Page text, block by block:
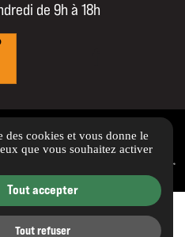
de 9h à 18h
des cookies et vous donne le
que vous souhaitez activer
Tout accepter
Tout refuser